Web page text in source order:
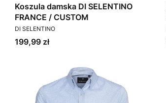
Koszula damska DI SELENTINO
FRANCE / CUSTOM
PRODUCENT
DI SELENTINO
Cena
199,99 zł